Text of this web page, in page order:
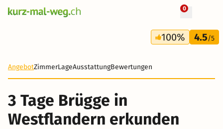
0
3 Tage
163 CHF
+ 100 Fotos
100% 4.5/5
AngebotZimmerLageAusstattungBewertungen
3 Tage Brügge in
Westflandern erkunden